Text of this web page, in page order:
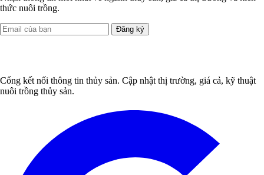
thức nuôi trồng.
Đăng ký
Cổng kết nối thông tin thủy sản. Cập nhật thị trường, giá cả, kỹ thuật
nuôi trồng thủy sản.